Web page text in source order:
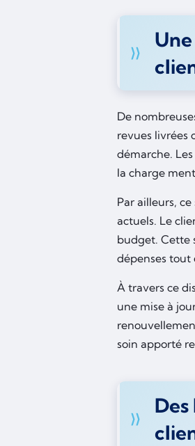
De
revues livrées
démarche.
la charge
Par ailleurs,
actuels. Le
budget. Cette
dépenses tout
À travers ce
une mise à
soin apporté